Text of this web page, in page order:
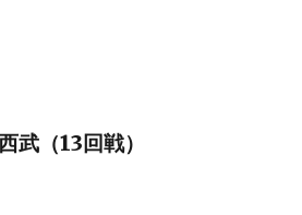
武（13回戦）